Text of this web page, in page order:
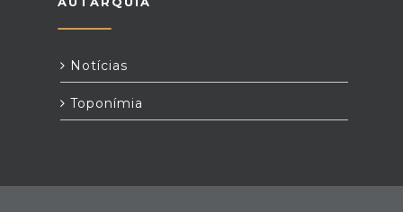
Notícias
Toponímia